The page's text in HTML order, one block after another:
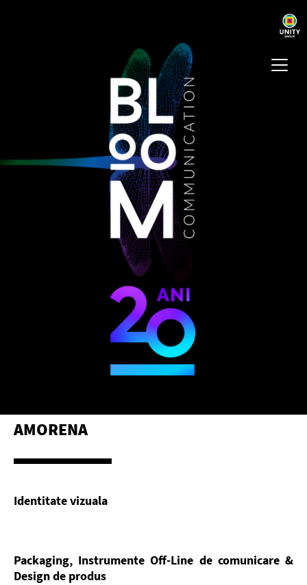
AMORENA
Identitate vizuala
Packaging, Instrumente Off-Line de comunicare &
Design de produs